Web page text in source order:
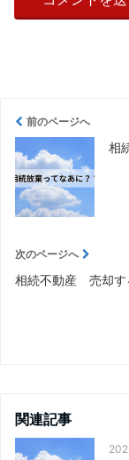
前のページへ
相
次のページへ
相続不動産 売却す
関連記事